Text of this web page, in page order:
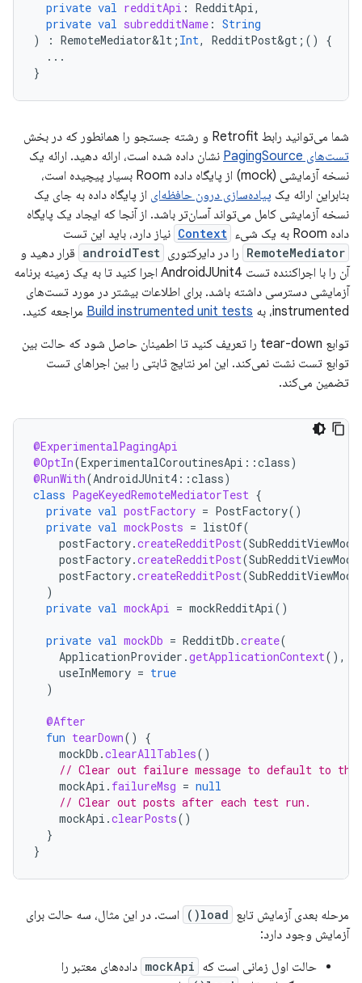
private val redditApi : RedditApi,
private val subredditName : String
)
: RemoteMediator&lt ; Int, RedditPost&gt ;()
{
...
}
شما می‌توانید رابط Retrofit و رشته جستجو را همانطور که در بخش
تست‌های PagingSource
نشان داده شده است، ارائه دهید. ارائه یک
نسخه آزمایشی (mock) از پایگاه داده Room بسیار پیچیده است،
بنابراین ارائه یک پیاده‌سازی درون حافظه‌ای از پایگاه داده به جای یک
نسخه آزمایشی کامل می‌تواند آسان‌تر باشد. از آنجا که ایجاد یک پایگاه
داده Room به یک شیء
Context نیاز دارد، باید این تست
RemoteMediator را در دایرکتوری androidTest قرار دهید و
آن را با اجراکننده تست AndroidJUnit4 اجرا کنید تا به یک زمینه برنامه
آزمایشی دسترسی داشته باشد. برای اطلاعات بیشتر در مورد تست‌های
instrumented، به
Build instrumented unit tests مراجعه کنید.
توابع tear-down را تعریف کنید تا اطمینان حاصل شود که حالت بین
توابع تست نشت نمی‌کند. این امر نتایج ثابتی را بین اجراهای تست
تضمین می‌کند.
@ExperimentalPagingApi
@OptIn(ExperimentalCoroutinesApi ::class)
@RunWith(AndroidJUnit4 ::class)
class PageKeyedRemoteMediatorTest {
private val postFactory = PostFactory()
private val mockPosts = listOf(
postFactory.createRedditPost(
postFactory.createRedditPost(
postFactory.createRedditPost(
)
private val mockApi = mockRedditApi()
private val mockDb = RedditDb .create(
ApplicationProvider .getApplicationContext(),
useInMemory = true
)
@After
fun tearDown()
{
mockDb .clearAllTables()
// Clear out failure message to default to the
mockApi . failureMsg = null
// Clear out posts after each test run.
mockApi .clearPosts()
}
}
مرحله بعدی آزمایش تابع load()
است. در این مثال، سه حالت برای
آزمایش وجود دارد:
حالت اول زمانی است که mockApi داده‌های معتبر را